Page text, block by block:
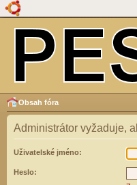
Obsah fóra
Administrátor vyžaduje,
Uživatelské jméno:
Heslo: